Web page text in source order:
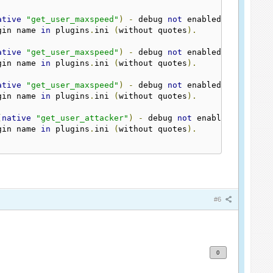
"get_user_maxspeed" ) - debug not enabled
name in plugins . ini (without quotes ).
"get_user_maxspeed" ) - debug not enabled
name in plugins . ini (without quotes ).
"get_user_maxspeed" ) - debug not enabled
name in plugins . ini (without quotes ).
native "get_user_attacker" ) - debug not enabled
name in plugins . ini (without quotes ).
#6
0